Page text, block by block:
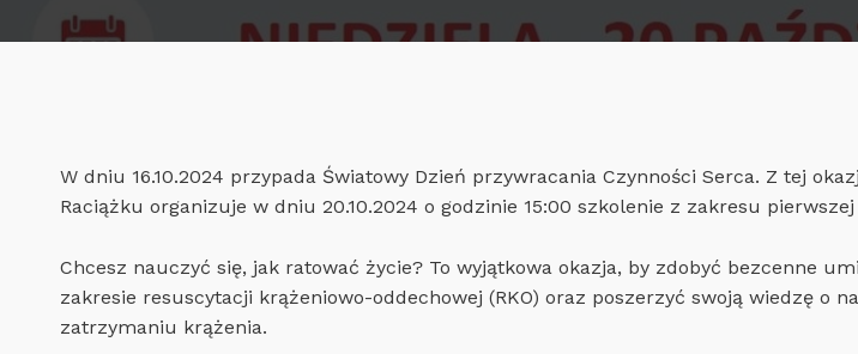
W dniu 16.10.2024 przypada Światowy Dzień przywracania Czynności Serca. Z tej
Raciążku organizuje w dniu 20.10.2024 o godzinie 15:00 szkolenie z zakresu pierwszej
Chcesz nauczyć się, jak ratować życie? To wyjątkowa okazja, by zdobyć bezcenne
zakresie resuscytacji krążeniowo-oddechowej (RKO) oraz poszerzyć swoją wiedzę o
zatrzymaniu krążenia.